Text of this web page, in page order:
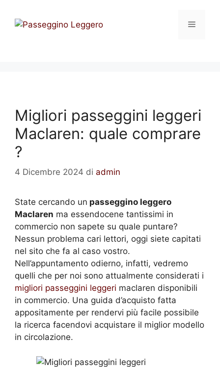
contenuto
Menu
Migliori passeggini leggeri
Maclaren: quale comprare
?
4 Dicembre 2024 di admin
State cercando un passeggino leggero
Maclaren ma essendocene tantissimi in
commercio non sapete su quale puntare?
Nessun problema cari lettori, oggi siete capitati
nel sito che fa al caso vostro.
Nell’appuntamento odierno, infatti, vedremo
quelli che per noi sono attualmente considerati i
migliori passeggini leggeri maclaren disponibili
in commercio. Una guida d’acquisto fatta
appositamente per rendervi più facile possibile
la ricerca facendovi acquistare il miglior modello
in circolazione.